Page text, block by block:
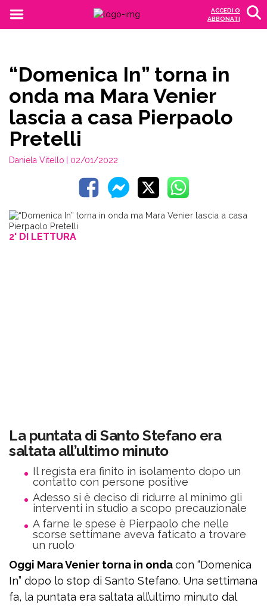
ACCEDI O
ABBONATI
“Domenica In” torna in
onda ma Mara Venier
lascia a casa Pierpaolo
Pretelli
Daniela Vitello | 02/01/2022
2' DI LETTURA
La puntata di Santo Stefano era
saltata all’ultimo minuto
Il regista era finito in isolamento dopo un
contatto con persone positive
Adesso si è deciso di ridurre al minimo gli
interventi in studio a scopo precauzionale
A farne le spese è Pierpaolo che nelle
scorse settimane aveva faticato a trovare
un ruolo
Oggi Mara Venier torna in ondacon “Domenica
In” dopo lo stop di Santo Stefano. Una settimana
fa, la puntata era saltata all’ultimo minuto dal